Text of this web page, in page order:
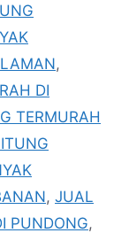
,
DI
TERMURAH
, JUAL
PUNDONG,